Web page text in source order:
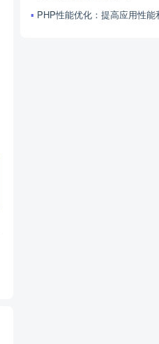
PHP性能优化：提高应用性能